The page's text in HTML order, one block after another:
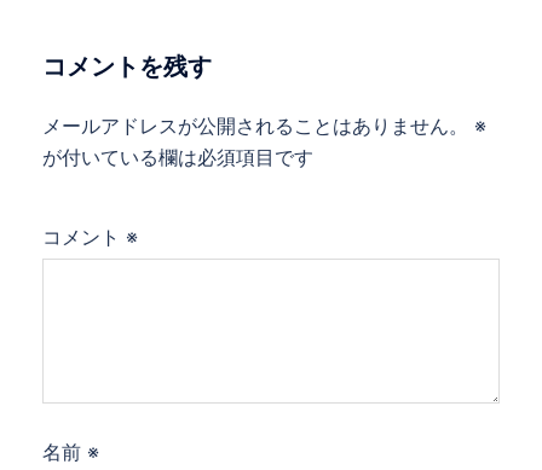
ョコメントを残す
メールアドレスが公開されることはありません。
※
が付いている欄は必須項目です
コメント ※
名前 ※